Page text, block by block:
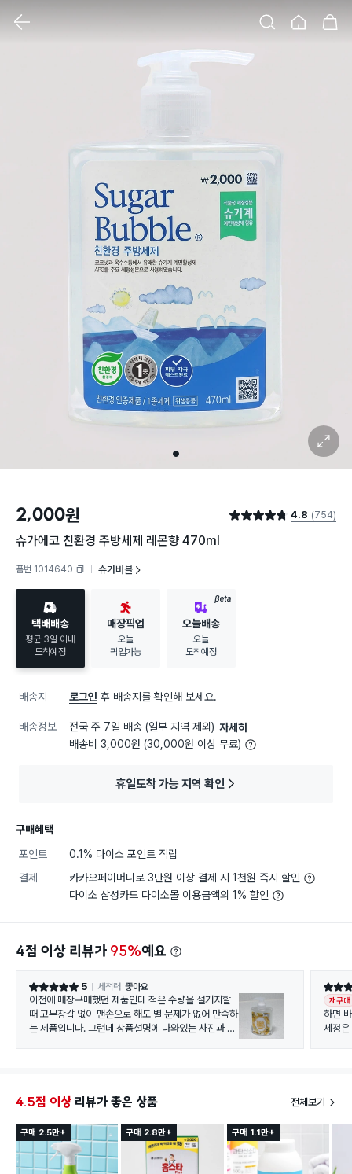
1
확대 보기
2,000원 별점 4.8점 4.8 (754)
슈가에코 친환경 주방세제 레몬향 470ml
품번 1014640
슈가버블
택배배송
평균 3일 이내
도착예정
매장픽업
오늘
픽업가능
BETA
오늘배송
오늘
도착예정
배송지 로그인 후 배송지를 확인해 보세요.
배송정보 전국 주 7일 배송 (일부 지역 제외) 자세히
배송비 3,000원 (30,000원 이상 무료)
휴일도착 가능 지역 확인
구매혜택
포인트
0.1% 다이소 포인트 적립
결제
카카오페이머니로 3만원 이상 결제 시 1천원 즉시 할인
다이소 삼성카드 다이소몰 이용금액의 1% 할인
4점 이상 리뷰가 95%예요
별점 5점 5 세척력 좋아요
이전에 매장구매했던 제품인데 적은 수량을 설거지할
때 고무장갑 없이 맨손으로 해도 별 문제가 없어 만족하
는 제품입니다. 그런데 상품설명에 나와있는 사진과 용
별점 5
재구매
하면
세정은
4.5점 이상 리뷰가 좋은 상품 전체보기
구매 2.5만+ 구매 2.8만+ 구매 1.1만+